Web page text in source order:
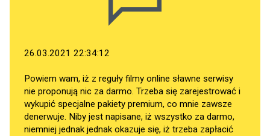
26.03.2021 22:34:12
Powiem wam, iż z reguły filmy online sławne serwisy
nie proponują nic za darmo. Trzeba się zarejestrować i
wykupić specjalne pakiety premium, co mnie zawsze
denerwuje. Niby jest napisane, iż wszystko za darmo,
niemniej jednak jednak okazuje się, iż trzeba zapłacić